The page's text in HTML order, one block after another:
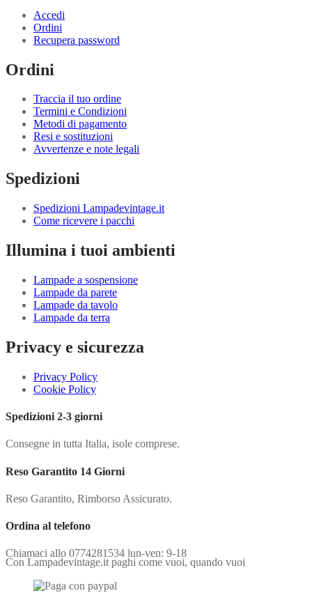
Accedi
Ordini
Recupera password
Ordini
Traccia il tuo ordine
Termini e Condizioni
Metodi di pagamento
Resi e sostituzioni
Avvertenze e note legali
Spedizioni
Spedizioni Lampadevintage.it
Come ricevere i pacchi
Illumina i tuoi ambienti
Lampade a sospensione
Lampade da parete
Lampade da tavolo
Lampade da terra
Privacy e sicurezza
Privacy Policy
Cookie Policy
Spedizioni 2-3 giorni
Consegne in tutta Italia, isole comprese.
Reso Garantito 14 Giorni
Reso Garantito, Rimborso Assicurato.
Ordina al telefono
Chiamaci allo 0774281534 lun-ven: 9-18
Con Lampadevintage.it paghi come vuoi, quando vuoi